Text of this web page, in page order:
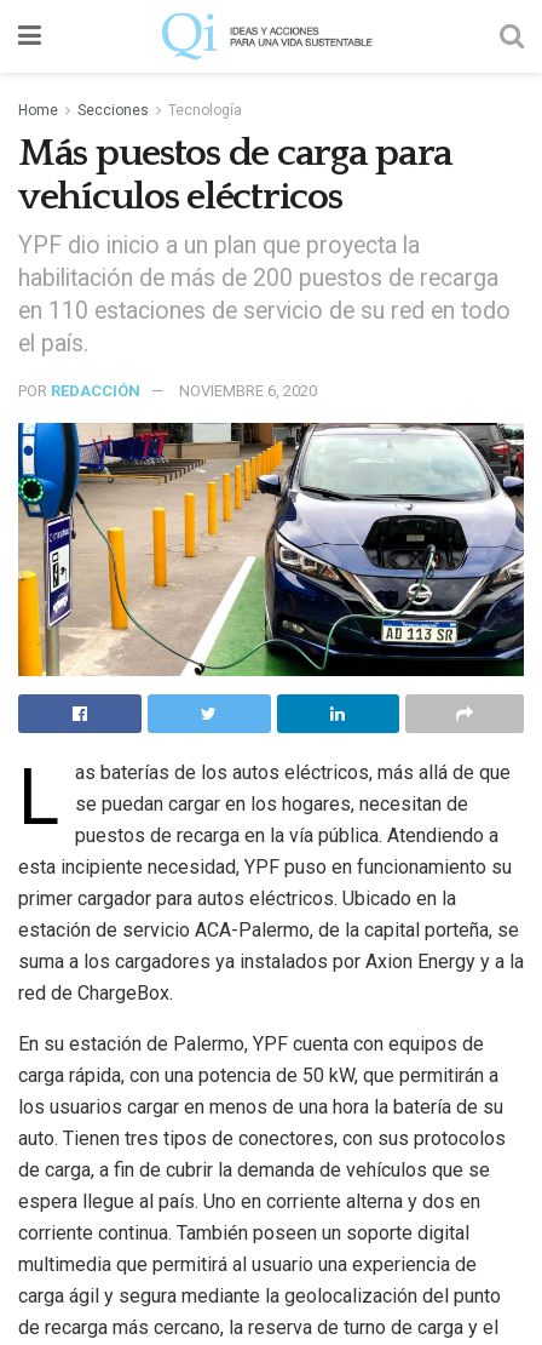
Home Secciones Tecnología
Más puestos de carga para
vehículos eléctricos
YPF dio inicio a un plan que proyecta la
habilitación de más de 200 puestos de recarga
en 110 estaciones de servicio de su red en todo
el país.
POR REDACCIÓN NOVIEMBRE 6, 2020
L
as baterías de los autos eléctricos, más allá de que
se puedan cargar en los hogares, necesitan de
puestos de recarga en la vía pública. Atendiendo a
esta incipiente necesidad, YPF puso en funcionamiento su
primer cargador para autos eléctricos. Ubicado en la
estación de servicio ACA-Palermo, de la capital porteña, se
suma a los cargadores ya instalados por Axion Energy y a la
red de ChargeBox.
En su estación de Palermo, YPF cuenta con equipos de
carga rápida, con una potencia de 50 kW, que permitirán a
los usuarios cargar en menos de una hora la batería de su
auto. Tienen tres tipos de conectores, con sus protocolos
de carga, a fin de cubrir la demanda de vehículos que se
espera llegue al país. Uno en corriente alterna y dos en
corriente continua. También poseen un soporte digital
multimedia que permitirá al usuario una experiencia de
carga ágil y segura mediante la geolocalización del punto
de recarga más cercano, la reserva de turno de carga y el